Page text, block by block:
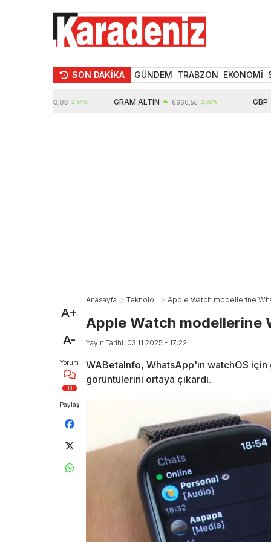
SON DAKİKA GÜNDEM TRABZON EKONOMİ
2,54% GRAM ALTIN 6660,55 2,59%
A+
A-
Yorum
10
Paylaş
Anasayfa Teknoloji Apple Watch modellerine
Apple Watch modellerine
Yayın Tarihi: 03.11.2025 - 17:22
WABetaInfo, WhatsApp'ın watchOS
görüntülerini ortaya çıkardı.